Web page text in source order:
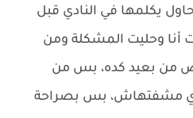
يكلمها في النادي قبل
أنا وحليت المشكلة ومن
من بعيد كده، بس من
مشفتهاش، بس بصراحة